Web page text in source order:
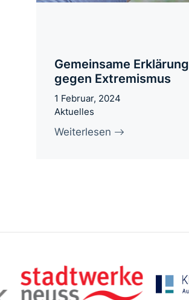
Gemeinsame Erklärung
gegen Extremismus
1 Februar, 2024
Aktuelles
Weiterlesen